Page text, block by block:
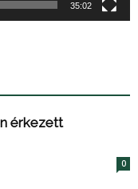
35:02
érkezett
0